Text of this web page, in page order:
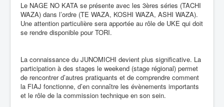
Le NAGE NO KATA se présente avec les 3ères séries (TACHI
WAZA) dans l’ordre (TE WAZA, KOSHI WAZA, ASHI WAZA).
Une attention particulière sera apportée au rôle de UKE qui doit
se rendre disponible pour TORI.
La connaissance du JUNOMICHI devient plus significative. La
participation à des stages le weekend (stage régional) permet
de rencontrer d’autres pratiquants et de comprendre comment
la FIAJ fonctionne, d’en connaître les évènements importants
et le rôle de la commission technique en son sein.